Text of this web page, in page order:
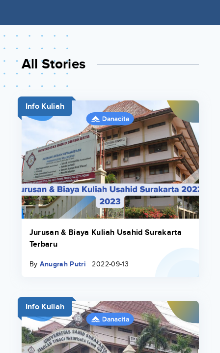
All Stories
Info Kuliah
Jurusan & Biaya Kuliah Usahid Surakarta
Terbaru
By Anugrah Putri 2022-09-13
Info Kuliah